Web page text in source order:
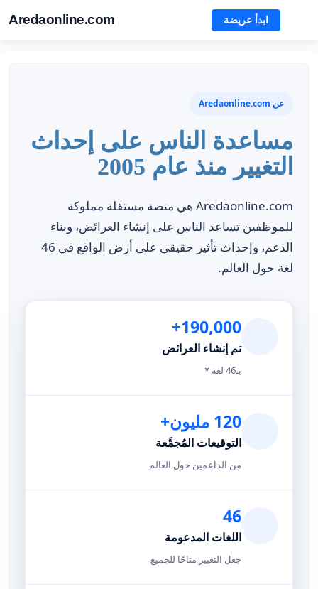
Aredaonline.com ابدأ عريضة
عن Aredaonline.com
مساعدة الناس على إحداث
التغيير منذ عام 2005
Aredaonline.com هي منصة مستقلة مملوكة
للموظفين تساعد الناس على إنشاء العرائض، وبناء
الدعم، وإحداث تأثير حقيقي على أرض الواقع في 46
لغة حول العالم.
190,000+
تم إنشاء العرائض
بـ46 لغة *
120 مليون+
التوقيعات المُجمَّعة
من الداعمين حول العالم
46
اللغات المدعومة
جعل التغيير متاحًا للجميع